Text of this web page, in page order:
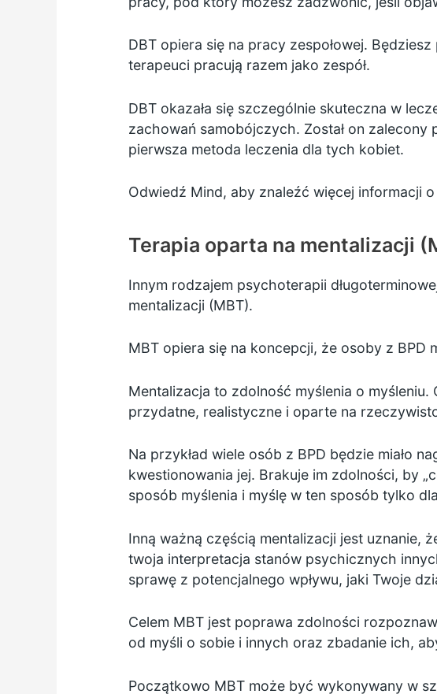
DBT opiera się na pracy zespołowej.
terapeuci pracują razem jako zespół.
DBT okazała się szczególnie skuteczna w
zachowań samobójczych. Został on
pierwsza metoda leczenia dla tych kobiet.
Odwiedź Mind, aby znaleźć więcej informacji o
Terapia oparta na mentalizacji
Innym rodzajem psychoterapii
mentalizacji (MBT).
MBT opiera się na koncepcji, że osoby z BPD
Mentalizacja to zdolność myślenia o
przydatne, realistyczne i oparte na
Na przykład wiele osób z BPD będzie miało
kwestionowania jej. Brakuje im zdolności, by
sposób myślenia i myślę w ten sposób tylko
Inną ważną częścią mentalizacji jest uznanie,
twoja interpretacja stanów psychicznych
sprawę z potencjalnego wpływu, jaki Twoje
Celem MBT jest poprawa zdolności
od myśli o sobie i innych oraz zbadanie ich,
Początkowo MBT może być wykonywany w